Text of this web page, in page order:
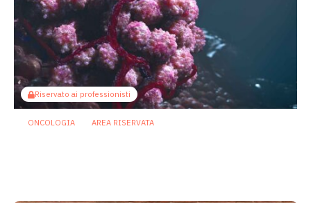
Riservato ai professionisti
ONCOLOGIA AREA RISERVATA